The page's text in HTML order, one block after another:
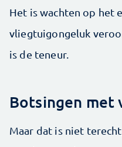
Het is wachten op het
vliegtuigongeluk
is de teneur.
Botsingen met
Maar dat is niet